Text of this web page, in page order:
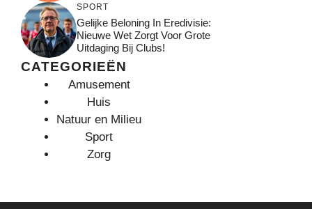
SPORT
Gelijke Beloning In Eredivisie:
Nieuwe Wet Zorgt Voor Grote
Uitdaging Bij Clubs!
CATEGORIEËN
Amusement
Huis
Natuur en Milieu
Sport
Zorg